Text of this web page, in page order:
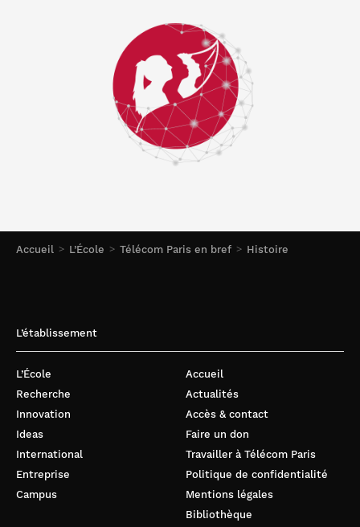
Accueil L’École Télécom Paris en bref Histoire
L’établissement
L’École
Recherche
Innovation
Ideas
International
Entreprise
Campus
Accueil
Actualités
Accès & contact
Faire un don
Travailler à Télécom Paris
Politique de confidentialité
Mentions légales
Bibliothèque